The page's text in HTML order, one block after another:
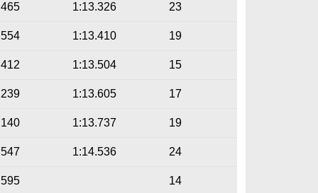
1:13.326 23
1:13.410 19
1:13.504 15
1:13.605 17
1:13.737 19
1:14.536 24
14